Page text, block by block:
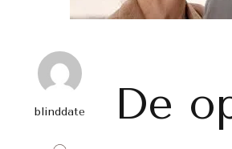
blinddate
De